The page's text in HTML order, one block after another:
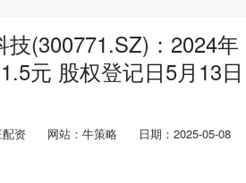
(300771.SZ)：2024年
元 股权登记日5月13日
资 网站：牛策略
日期：2025-05-08